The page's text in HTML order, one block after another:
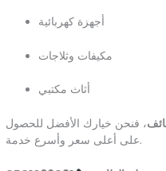
أجهزة كهربائية
مكيفات وثلاجات
أثاث مكتبي
، فنحن خيارك الأفضل للحصول
على أعلى سعر وأسرع خدمة.